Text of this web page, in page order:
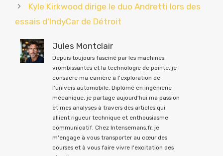
Kyle Kirkwood dirige le duo Andretti lors des
essais d’IndyCar de Détroit
Jules Montclair
Depuis toujours fasciné par les machines
vrombissantes et la technologie de pointe, je
consacre ma carrière à l'exploration de
l'univers automobile. Diplômé en ingénierie
mécanique, je partage aujourd'hui ma passion
et mes analyses à travers des articles qui
allient rigueur technique et enthousiasme
communicatif. Chez Intensemans.fr, je
m'engage à vous transporter au cœur des
courses et à vous faire vivre l'excitation des